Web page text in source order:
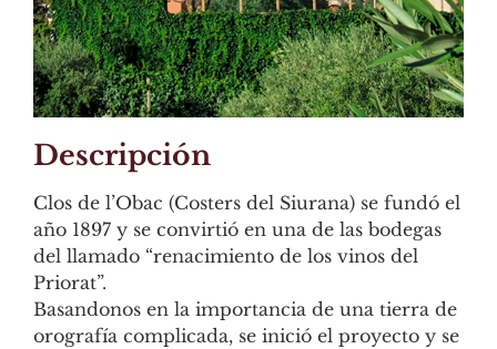
Descripción
Clos de l’Obac (Costers del Siurana) se fundó el
año 1897 y se convirtió en una de las bodegas
del llamado “renacimiento de los vinos del
Priorat”.
Basandonos en la importancia de una tierra de
orografía complicada, se inició el proyecto y se